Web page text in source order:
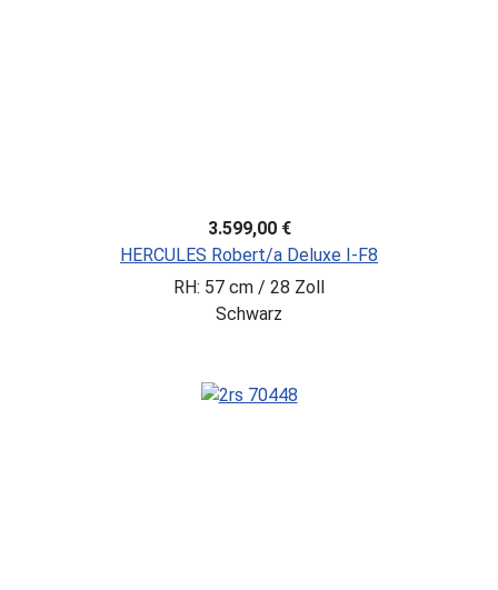
3.599,00 €
HERCULES Robert/a Deluxe I-F8
RH: 57 cm / 28 Zoll
Schwarz